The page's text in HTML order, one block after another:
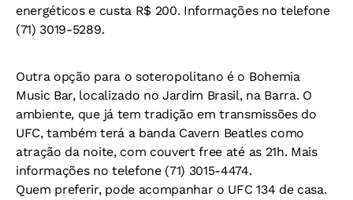
energéticos e custa R$ 200. Informações no telefone
(71) 3019-5289.
Outra opção para o soteropolitano é o Bohemia
Music Bar, localizado no Jardim Brasil, na Barra. O
ambiente, que já tem tradição em transmissões do
UFC, também terá a banda Cavern Beatles como
atração da noite, com couvert free até as 21h. Mais
informações no telefone (71) 3015-4474.
Quem preferir, pode acompanhar o UFC 134 de casa.